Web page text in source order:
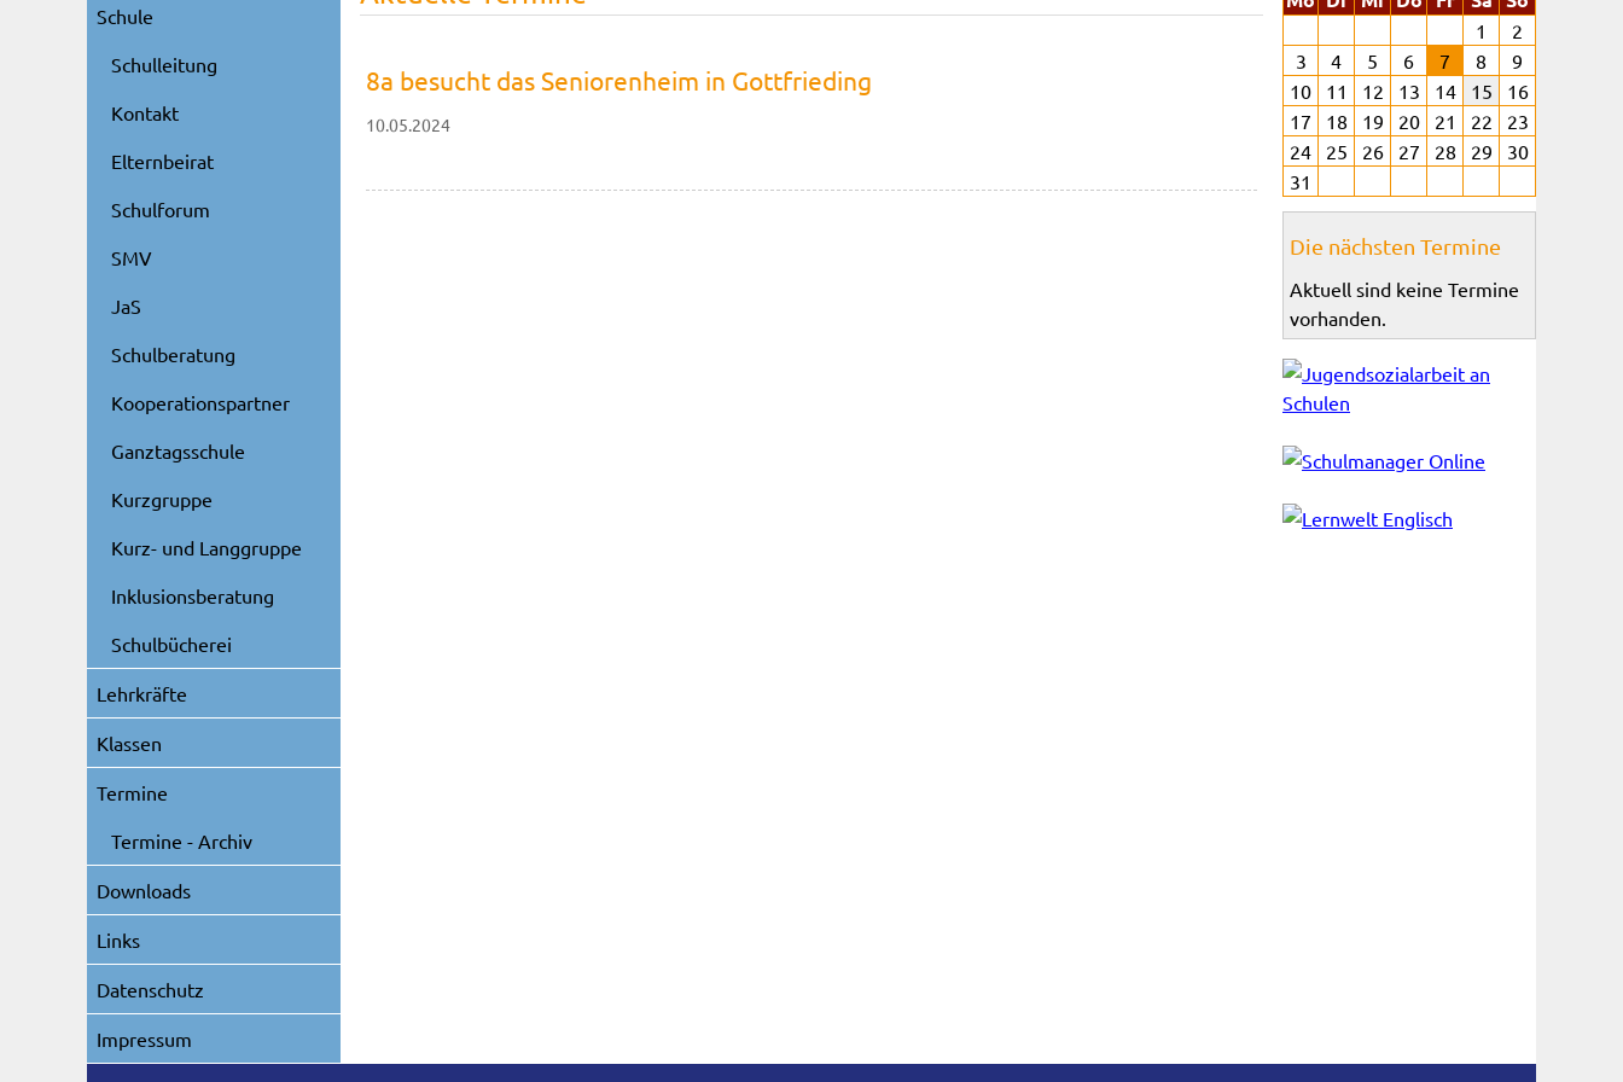
8a besucht das Seniorenheim in Gottfrieding
10.05.2024
Schule
Schulleitung
Kontakt
Elternbeirat
Schulforum
SMV
JaS
Schulberatung
Kooperationspartner
Ganztagsschule
Kurzgruppe
Kurz- und Langgruppe
Inklusionsberatung
Schulbücherei
Lehrkräfte
Klassen
Termine
Termine - Archiv
Downloads
Links
Datenschutz
Impressum
1
2
3
4 5 6 7 8
9
10
11 12 13 14 15
16
17
18 19 20 21 22
23
24
25 26 27 28 29
30
31
Die nächsten Termine
Aktuell sind keine Termine
vorhanden.